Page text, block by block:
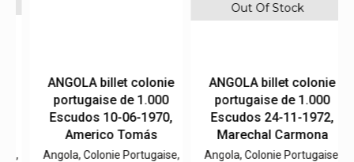
ANGOLA billet colonie
portugaise de 1.000
Escudos 10-06-1970,
Americo Tomás
Angola, Colonie Portugaise,
Out Of Stock
ANGOLA billet colonie
portugaise de 1.000
Escudos 24-11-1972,
Marechal Carmona
Angola, Colonie Portugaise,